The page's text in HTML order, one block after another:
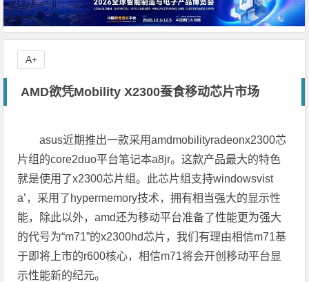
AMD欲凭Mobility X2300蚕食移动芯片市场
asus近期推出一款采用amdmobilityradeonx2300芯
片组的core2duo平台笔记本a8jr。这款产品最大的特色
就是使用了x2300芯片组。此芯片组支持windowsvist
a’，采用了hypermemory技术，拥有相当强大的显示性
能，除此以外，amd还为移动平台准备了性能更为强大
的代号为“m71”的x2300hd芯片，我们有理由相信m71基
于即将上市的r600核心，相信m71将会开创移动平台显
示性能新的纪元。
A+